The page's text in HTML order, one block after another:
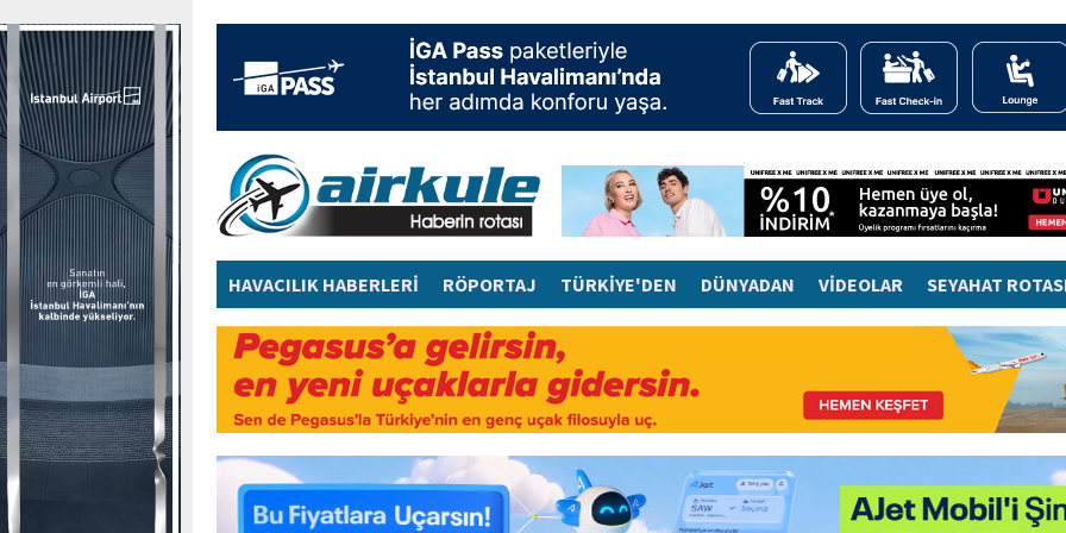
HAVACILIK HABERLERİ RÖPORTAJ TÜRKİYE'DEN DÜNYADAN VİDEOLAR SEYAHAT